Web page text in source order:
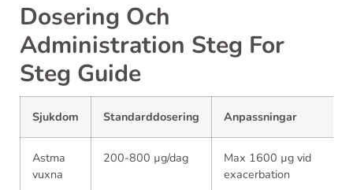
Dosering Och
Administration Steg For
Steg Guide
Sjukdom Standarddosering Anpassningar
Astma
vuxna
200-800 µg/dag
Max 1600 µg vid
exacerbation